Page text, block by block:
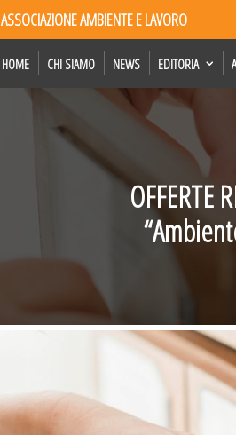
ASSOCIAZIONE AMBIENTE E LAVORO
HOME CHI SIAMO NEWS EDITORIA
OFFERTE